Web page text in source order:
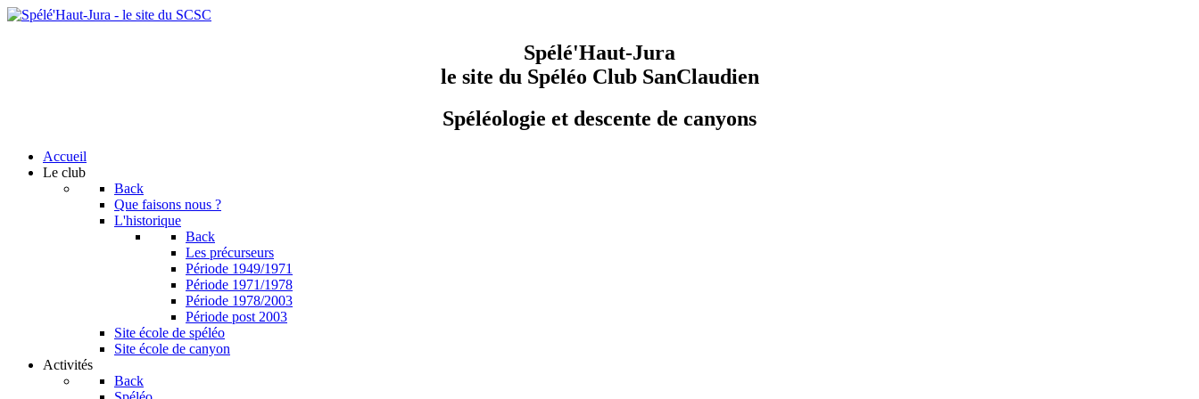
Spélé'Haut-Jura
le site du Spéléo Club SanClaudien
Spéléologie et descente de canyons
Accueil
Le club
Back
Que faisons nous ?
L'historique
Back
Les précurseurs
Période 1949/1971
Période 1971/1978
Période 1978/2003
Période post 2003
Site école de spéléo
Site école de canyon
Activités
Back